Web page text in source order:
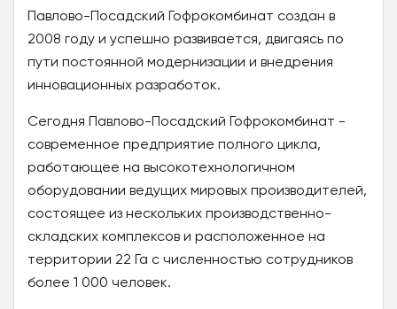
Павлово-Посадский Гофрокомбинат создан в
2008 году и успешно развивается, двигаясь по
пути постоянной модернизации и внедрения
инновационных разработок.
Сегодня Павлово-Посадский Гофрокомбинат -
современное предприятие полного цикла,
работающее на высокотехнологичном
оборудовании ведущих мировых производителей,
состоящее из нескольких производственно-
складских комплексов и расположенное на
территории 22 Га с численностью сотрудников
более 1 000 человек.